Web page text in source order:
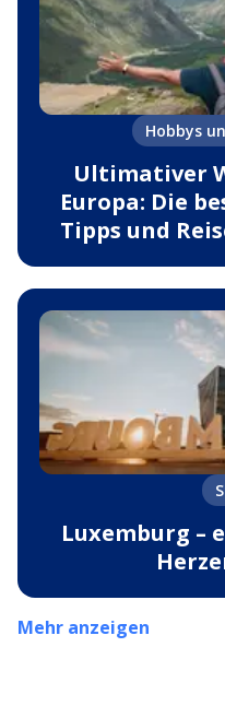
Hobbys
Ultimativer
Europa: Die
Tipps und
Luxemburg –
Mehr anzeigen